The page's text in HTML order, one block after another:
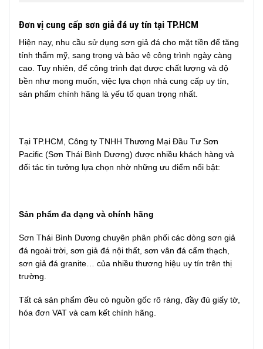
Đơn vị cung cấp sơn giả đá uy tín tại TP.HCM
Hiện nay, nhu cầu sử dụng sơn giả đá cho mặt tiền để tăng
tính thẩm mỹ, sang trọng và bảo vệ công trình ngày càng
cao. Tuy nhiên, để công trình đạt được chất lượng và độ
bền như mong muốn, việc lựa chọn nhà cung cấp uy tín,
sản phẩm chính hãng là yếu tố quan trọng nhất.
Tại TP.HCM, Công ty TNHH Thương Mại Đầu Tư Sơn
Pacific (Sơn Thái Bình Dương) được nhiều khách hàng và
đối tác tin tưởng lựa chọn nhờ những ưu điểm nổi bật:
Sản phẩm đa dạng và chính hãng
Sơn Thái Bình Dương chuyên phân phối các dòng sơn giả
đá ngoài trời, sơn giả đá nội thất, sơn vân đá cẩm thạch,
sơn giả đá granite… của nhiều thương hiệu uy tín trên thị
trường.
Tất cả sản phẩm đều có nguồn gốc rõ ràng, đầy đủ giấy tờ,
hóa đơn VAT và cam kết chính hãng.